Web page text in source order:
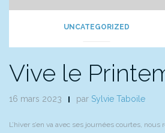
UNCATEGORIZED
Vive le
16 mars 2023 par Sylvie Taboile
L’hiver s’en va avec ses journées courtes,